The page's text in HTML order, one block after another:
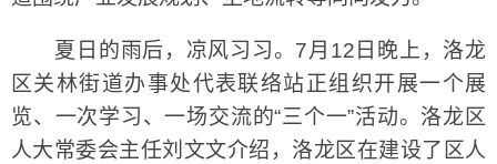
夏日的雨后，凉风习习。7月12日晚上，洛龙
区关林街道办事处代表联络站正组织开展一个展
览、一次学习、一场交流的“三个一”活动。洛龙区
人大常委会主任刘文文介绍，洛龙区在建设了区人